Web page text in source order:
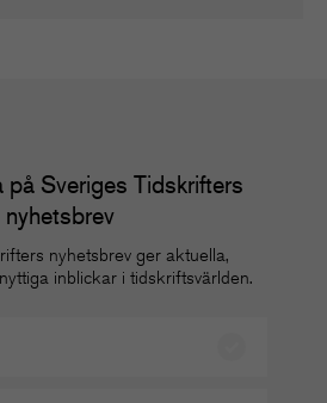
på Sveriges Tidskrifters
nyhetsbrev
nyhetsbrev ger aktuella,
inblickar i tidskriftsvärlden.